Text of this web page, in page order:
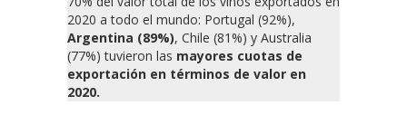
2020 a todo el mundo: Portugal (92%),
Argentina (89%), Chile (81%) y Australia
(77%) tuvieron las mayores cuotas de
exportación en términos de valor en
2020.